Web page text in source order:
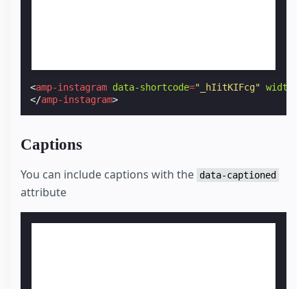
<amp-instagram data-shortcode="_hIitKIFcg" width
</amp-instagram>
Captions
You can include captions with the data-captioned
attribute